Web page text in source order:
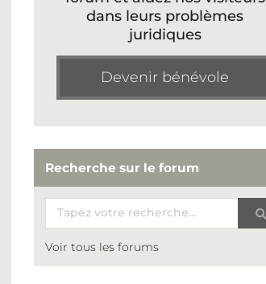
dans leurs problèmes
juridiques
Devenir bénévole
Recherche sur le forum
Voir tous les forums